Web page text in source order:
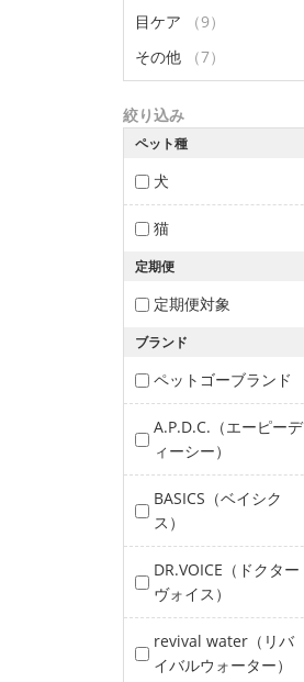
目ケア
（9）
その他
（7）
絞り込み
ペット種
犬
猫
定期便
定期便対象
ブランド
ペットゴーブランド
A.P.D.C.（エーピーデ
ィーシー）
BASICS（ベイシク
ス）
DR.VOICE（ドクター
ヴォイス）
revival water（リバ
イバルウォーター）